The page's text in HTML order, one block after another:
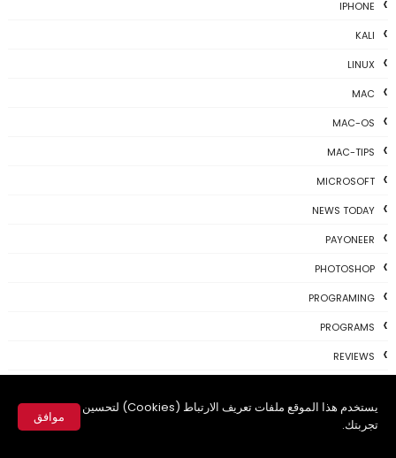
يستخدم هذا الموقع ملفات تعريف الارتباط (Cookies) لتحسين
تجربتك.
موافق
IPHONE
KALI
LINUX
MAC
MAC-OS
MAC-TIPS
MICROSOFT
NEWS TODAY
PAYONEER
PHOTOSHOP
PROGRAMING
PROGRAMS
REVIEWS
TH3 NEWS